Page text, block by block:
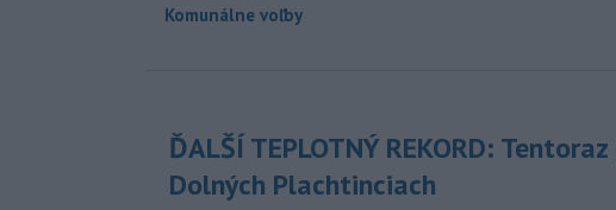
Komunálne voľby
ĎALŠÍ TEPLOTNÝ REKORD:
Dolných Plachtinciach